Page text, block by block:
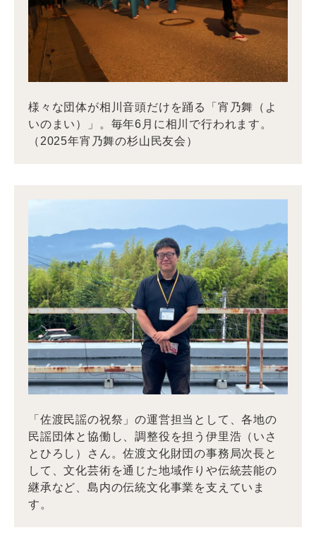
様々な団体が相川音頭だけを踊る「宵乃舞（よ
いのまい）」。毎年6月に相川で行われます。
（2025年宵乃舞の杉山民友会）
「佐渡民謡の祝祭」の運営担当として、各地の
民謡団体と協働し、調整役を担う伊里浩（いさ
とひろし）さん。佐渡文化財団の事務局次長と
して、文化芸術を通じた地域作りや伝統芸能の
継承など、島内の伝統文化事業を支えていま
す。